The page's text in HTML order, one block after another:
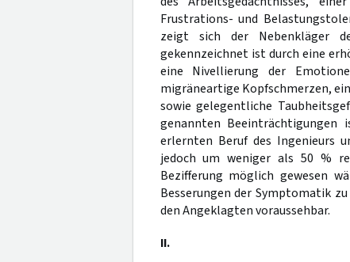
Frustrations- und
zeigt sich der Nebenkläger
gekennzeichnet ist durch eine
eine Nivellierung der
migräneartige Kopfschmerzen,
sowie gelegentliche
genannten Beeinträchtigungen
erlernten Beruf des Ingenieurs
jedoch um weniger als 50 %
Bezifferung möglich gewesen
Besserungen der Symptomatik
den Angeklagten voraussehbar.
II.